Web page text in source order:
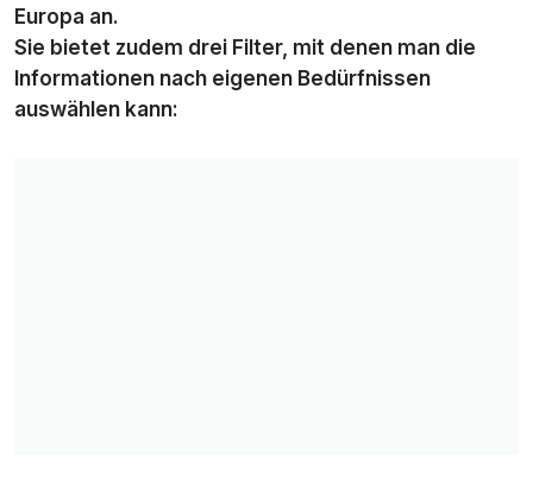
Europa an.
Sie bietet zudem drei Filter, mit denen man die
Informationen nach eigenen Bedürfnissen
auswählen kann: